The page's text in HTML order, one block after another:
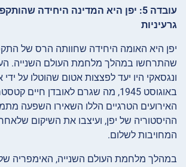
עובדה 5: יפן היא המדינה היחידה
גרעיניות
יפן היא האומה היחידה שחוותה הרס של
שהתרחשו במהלך מלחמת העולם השנייה.
ונגסאקי היו יעד לפצצות אטום שהוטלו על
באוגוסט 1945, מה שגרם לאובדן חיים
האירועים הטרגיים הללו השאירו השפעה
ההיסטוריה של יפן, ועיצבו את השיקום
המחויבות לשלום.
במהלך מלחמת העולם השנייה, האימפריה של